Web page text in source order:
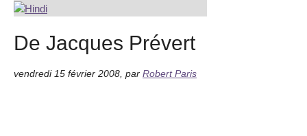
De Jacques Prévert
vendredi 15 février 2008 par Robert Paris